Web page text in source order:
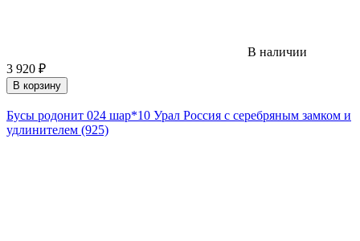
В наличии
3 920 ₽
В корзину
Бусы родонит 024 шар*10 Урал Россия с серебряным замком и
удлинителем (925)